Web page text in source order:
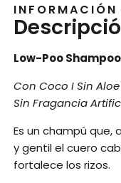
INFORMACIÓN
Low-Poo
Con Coco I Sin
Sin Fragancia
Es un champú que,
y gentil el cuero
fortalece los rizos.